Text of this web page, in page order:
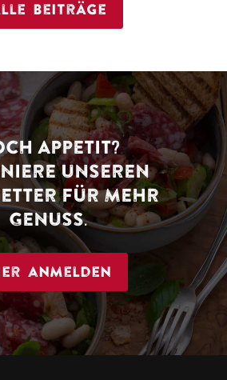
Beiträge
APPETIT?
UNSEREN
FÜR MEHR
GENUSS.
anmelden